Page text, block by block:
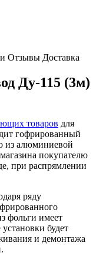
Отзывы Доставка
Ду-115 (3м)
товаров для
гофрированный
из алюминиевой
покупателю
при распрямлении
ряду
фольги имеет
будет
и демонтажа